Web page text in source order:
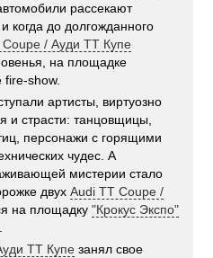
рассекают
когда до долгожданного
Coupe / Ауди ТТ Купе
на площадке
fire-show.
артисты, виртуозно
и страсти: танцовщицы,
персонажи с горящими
чудес. А
мистерии стало
двухAudi TT Coupe /
на площадку"Крокус Экспо"
ТТ Купе занял свое